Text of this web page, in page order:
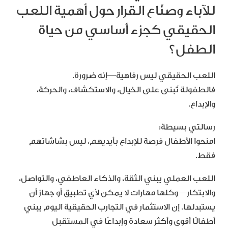
للآباء وصنّاع القرار حول أهمية اللعب
الحقيقي كجزء أساسي من حياة
الطفل؟
اللعب الحقيقي ليس رفاهية—إنه ضرورة.
فالطفولة تُبنى على الخيال، والاستكشاف، والحركة،
والإبداع.
رسالتي بسيطة:
امنحوا الأطفال فرصة للإبداع بأيديهم، ليس بشاشاتهم
فقط.
اللعب العملي يبني الثقة، والذكاء العاطفي، والتواصل،
والابتكار—وكلها مهارات لا يمكن لأي تطبيق أو جهاز أن
يستبدلها. إن الاستثمار في التجارب الحقيقية اليوم يبني
أطفالًا أقوى وأكثر سعادة وإبداعًا في المستقبل